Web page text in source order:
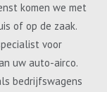
komen we met
of op de zaak.
voor
uw auto-airco.
bedrijfswagens